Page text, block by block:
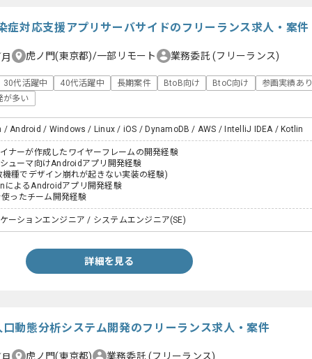
症対応支援アプリサーバサイドのフリーランス求人・案件
虎ノ門(東京都)/一部リモート 業務委託(フリーランス)
30代活躍中 40代活躍中 長期案件 BtoB向け BtoC向け
参画実績あり
が多い
/ Android / Windows / Linux / iOS / DynamoDB / AWS / IntelliJ IDEA / Kotlin
イナーが作成したワイヤーフレームの開発経験
シューマ向けAndroidアプリ開発経験
種でデザイン崩れが起きない実装の経験)
によるAndroidアプリ開発経験
使ったチーム開発経験
ーションエンジニア / システムエンジニア(SE)
詳細を見る
口動態分析システム開発のフリーランス求人・案件
虎ノ門(東京都) 業務委託(フリーランス)